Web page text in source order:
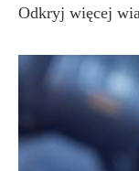
Odkryj więcej